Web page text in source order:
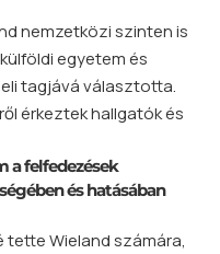
nemzetközi szinten is
egyetem és
tagjává választotta.
érkeztek hallgatók és
a felfedezések
és hatásában
Wieland számára,